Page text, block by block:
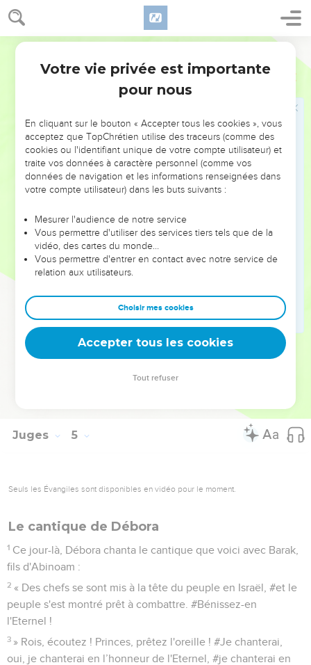
Juges 4
Jabin, le roi de Hatsor, et la famille de Héber le Kénien.
Jaël sortit à la rencontre de Sisera et lui dit : « Entre, mon
seigneur, entre chez moi, n’aie pas peur. » Il entra chez elle
dans la tente et elle le cacha sous une couverture.
Il lui dit : « Donne-moi, je t’en prie, un peu d'eau à boire,
car j'ai soif. » Elle ouvrit l'outre du lait, lui donna à boire et le
couvrit.
Il lui dit encore : « Tiens-toi à l'entrée de la tente et, si l'on
vient te demander : ‘Y a-t-il quelqu'un ici ?’tu répondras :
‘Non.’ »
Jaël, la femme de Héber, s’empara d’un pieu de la tente,
le pieu dans la tempe. Il pénétra jusqu’en terre. Sisera se
trouvait alors dans un état de sommeil profond, car il était
accablé de fatigue, et il mourut.
22
Jaël sortit à sa rencontre et lui dit : « Viens, je vais te montrer
l'homme que tu cherches. » Il entra chez elle et vit Sisera
étendu mort, le pieu dans la tempe.
Ce jour-là, Dieu humilia Jabin, le roi de Canaan, devant les
Juges 5
Seuls les Évangiles sont disponibles en vidéo pour le moment.
Le cantique de Débora
1 Ce jour-là, Débora chanta le cantique que voici avec Barak,
fils d'Abinoam :
2 « Des chefs se sont mis à la tête du peuple en Israël, #et le
peuple s'est montré prêt à combattre. #Bénissez-en
l'Eternel !
3 » Rois, écoutez ! Princes, prêtez l'oreille ! #Je chanterai,
oui, je chanterai en l’honneur de l'Eternel, #je chanterai en
Votre vie privée est importante
pour nous
En cliquant sur le bouton « Accepter tous les cookies », vous
acceptez que TopChrétien utilise des traceurs (comme des
cookies ou l'identifiant unique de votre compte utilisateur) et
traite vos données à caractère personnel (comme vos
données de navigation et les informations renseignées dans
votre compte utilisateur) dans les buts suivants :
Mesurer l'audience de notre service
Vous permettre d'utiliser des services tiers tels que de la
vidéo, des cartes du monde…
Vous permettre d'entrer en contact avec notre service de
relation aux utilisateurs.
Choisir mes cookies
Accepter tous les cookies
Tout refuser